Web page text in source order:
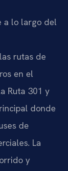
a lo largo del
rutas de
en el
Ruta 301 y
donde
de
La
y